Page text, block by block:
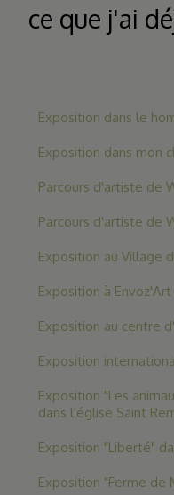
ce que j'ai
Exposition dans le
Exposition dans mon
Parcours d'artiste de
Parcours d'artiste de
Exposition au Village
Exposition à Envoz'Art
Exposition au centre
Exposition
Exposition "Les
dans l'église Saint
Exposition "Liberté"
Exposition "Ferme de